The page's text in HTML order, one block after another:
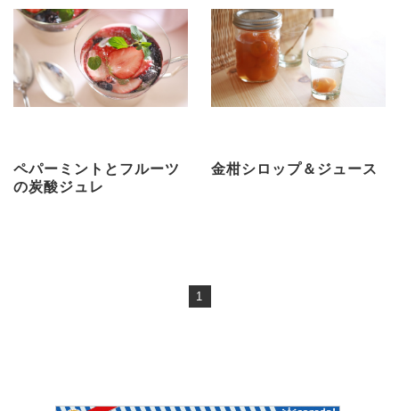
ペパーミントとフルーツ
の炭酸ジュレ
金柑シロップ＆ジュース
1